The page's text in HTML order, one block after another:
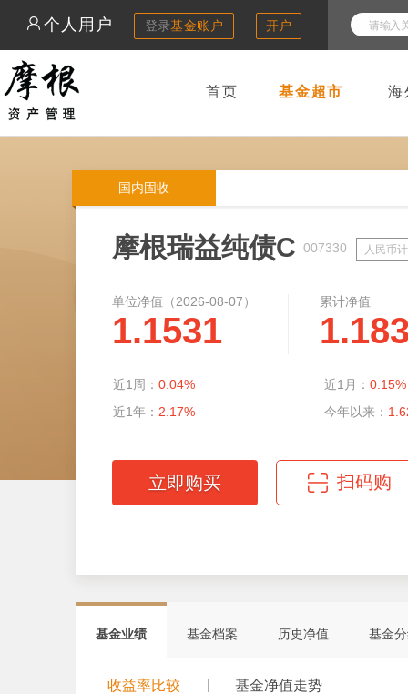
个人用户 登录基金账户 开户
首页 基金超市 海
国内固收
摩根瑞益纯债C 007330 人民币
单位净值（2026-08-07）
1.1531
累计净值
近1周： 0.04% 近1月： 0.15%
近1年： 2.17% 今年以来：
立即购买 扫码购
基金业绩 基金档案 历史净值 基金
收益率比较 基金净值走势